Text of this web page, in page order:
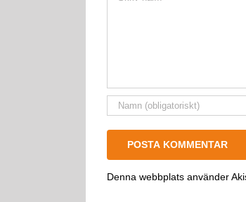
Denna webbplats använder